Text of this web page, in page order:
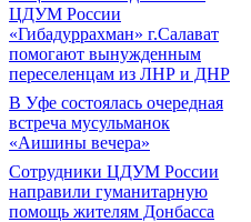
ЦДУМ России
«Гибадуррахман» г.Салават
помогают вынужденным
переселенцам из ЛНР и ДНР
В Уфе состоялась очередная
встреча мусульманок
«Аишины вечера»
Сотрудники ЦДУМ России
направили гуманитарную
помощь жителям Донбасса